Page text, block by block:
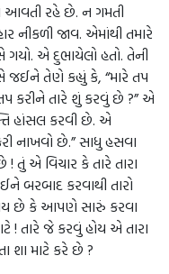
રહે છે. ન ગમતી
નીકળી જાવ. એમાંથી તમારે
એ દુભાયેલો હતો. તેની
જઈને તેણે કહ્યું કે, “મારે તપ
કરીને તારે શું કરવું છે ?” એ
હાંસલ કરવી છે. એ
નાખવો છે.” સાધુ હસવા
તું એ વિચાર કે તારે તારા
બરબાદ કરવાથી તારો
છે કે આપણે સારું કરવા
તારે જે કરવું હોય એ તારા
શા માટે કરે છે ?